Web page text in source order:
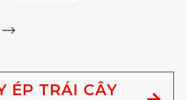
ÉP TRÁI CÂY